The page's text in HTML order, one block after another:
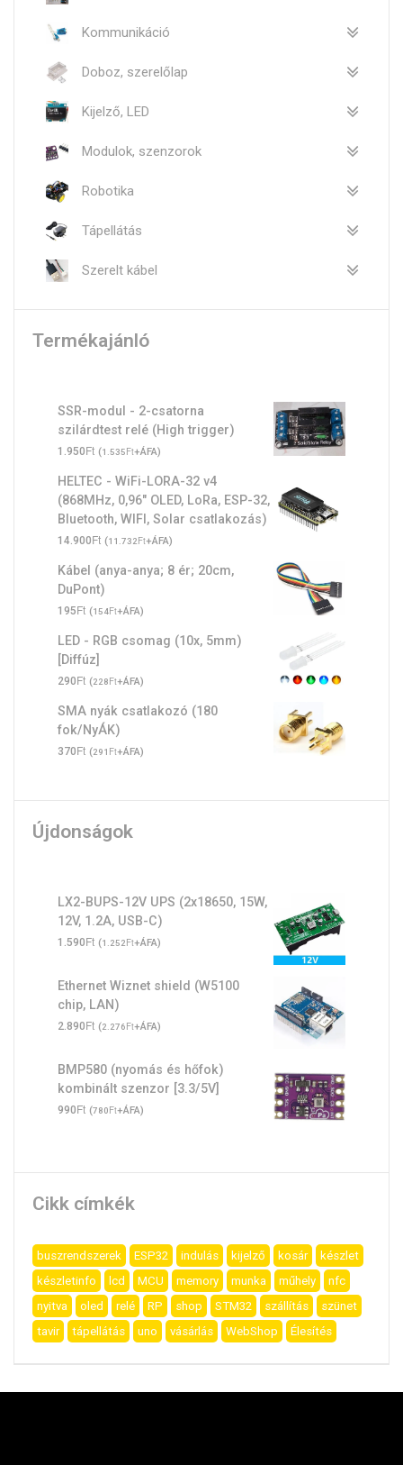
Kommunikáció
Doboz, szerelőlap
Kijelző, LED
Modulok, szenzorok
Robotika
Tápellátás
Szerelt kábel
Termékajánló
SSR-modul - 2-csatorna
szilárdtest relé (High trigger)
1.950Ft (1.535Ft+ÁFA)
HELTEC - WiFi-LORA-32 v4
(868MHz, 0,96" OLED, LoRa, ESP-32,
Bluetooth, WIFI, Solar csatlakozás)
14.900Ft (11.732Ft+ÁFA)
Kábel (anya-anya; 8 ér; 20cm,
DuPont)
195Ft (154Ft+ÁFA)
LED - RGB csomag (10x, 5mm)
[Diffúz]
290Ft (228Ft+ÁFA)
SMA nyák csatlakozó (180
fok/NyÁK)
370Ft (291 Ft+ÁFA)
Újdonságok
LX2-BUPS-12V UPS (2x18650, 15W,
12V, 1.2A, USB-C)
1.590Ft (1.252Ft+ÁFA)
Ethernet Wiznet shield (W5100
chip, LAN)
2.890Ft (2.276Ft+ÁFA)
BMP580 (nyomás és hőfok)
kombinált szenzor [3.3/5V]
990Ft (780Ft+ÁFA)
Cikk címkék
buszrendszerek ESP32 indulás kijelző kosár
készlet
készletinfo
lcd MCU memory munka műhely
nfc
nyitva
oled relé RP shop STM32 szállítás
szünet
tavir
tápellátás uno vásárlás WebShop Élesítés